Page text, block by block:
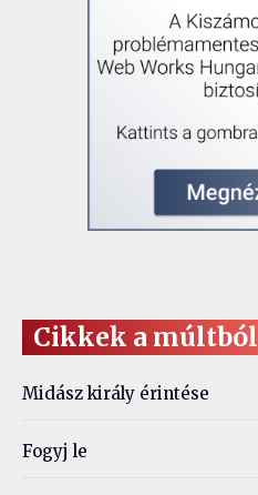
Cikkek a múltból
Midász király érintése
Fogyj le